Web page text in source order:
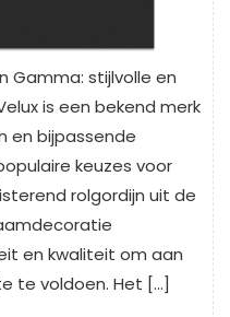
Gamma: stijlvolle en
is een bekend merk
en bijpassende
keuzes voor
rolgordijn uit de
en kwaliteit om aan
te voldoen. Het […]